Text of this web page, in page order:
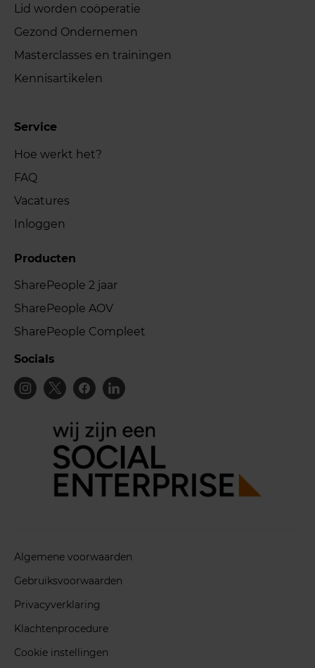
Lid worden coöperatie
Gezond Ondernemen
Masterclasses en trainingen
Kennisartikelen
Service
Hoe werkt het?
FAQ
Vacatures
Inloggen
Producten
SharePeople 2 jaar
SharePeople AOV
SharePeople Compleet
Socials
Algemene voorwaarden
Gebruiksvoorwaarden
Privacyverklaring
Klachtenprocedure
Cookie instellingen